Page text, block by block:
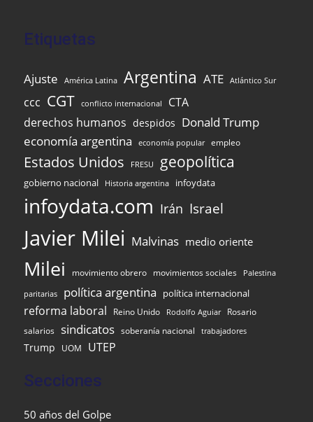
Etiquetas
Ajuste América Latina Argentina ATE Atlántico Sur
ccc CGT conflicto internacional
CTA
derechos humanos despidos Donald Trump
economía argentina
economía popular empleo
Estados Unidos FRESU geopolítica
gobierno nacional Historia argentina infoydata
infoydata.com Irán Israel
Javier Milei Malvinas medio oriente
Milei movimiento obrero movimientos sociales Palestina
paritarias política argentina política internacional
reforma laboral Reino Unido Rodolfo Aguiar Rosario
salarios sindicatos soberanía nacional trabajadores
Trump UOM UTEP
Secciones
50 años del Golpe